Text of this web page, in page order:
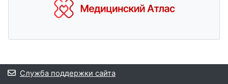
Блоки
Служба поддержки сайта